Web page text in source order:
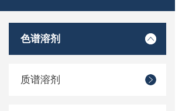
色谱溶剂
质谱溶剂